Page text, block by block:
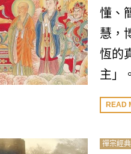
懂、
慧，
恆的
主」。
READ
禪宗經